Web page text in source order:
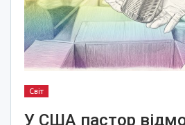
Світ
У США пастор